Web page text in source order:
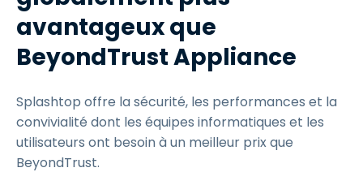
avantageux que
BeyondTrust Appliance
Splashtop offre la sécurité, les performances et la
convivialité dont les équipes informatiques et les
utilisateurs ont besoin à un meilleur prix que
BeyondTrust.